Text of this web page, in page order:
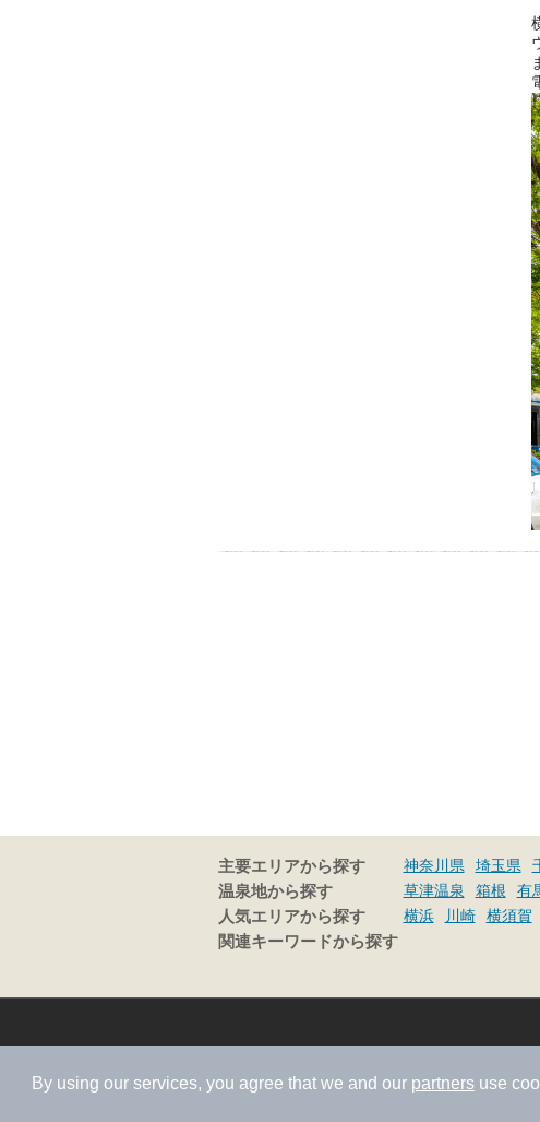
By using our services, you agree that we and our partnersuse
主要エリアから探す 神奈川県 埼玉県
温泉地から探す
草津温泉 箱根 有
人気エリアから探す
横浜 川崎 横須賀
関連キーワードから探す